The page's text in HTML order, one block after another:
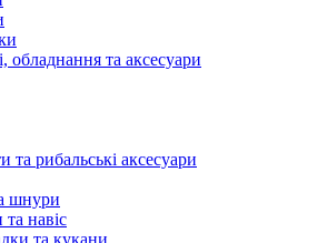
обладнання та аксесуари
та рибальські аксесуари
шнури
навіс
та кукани